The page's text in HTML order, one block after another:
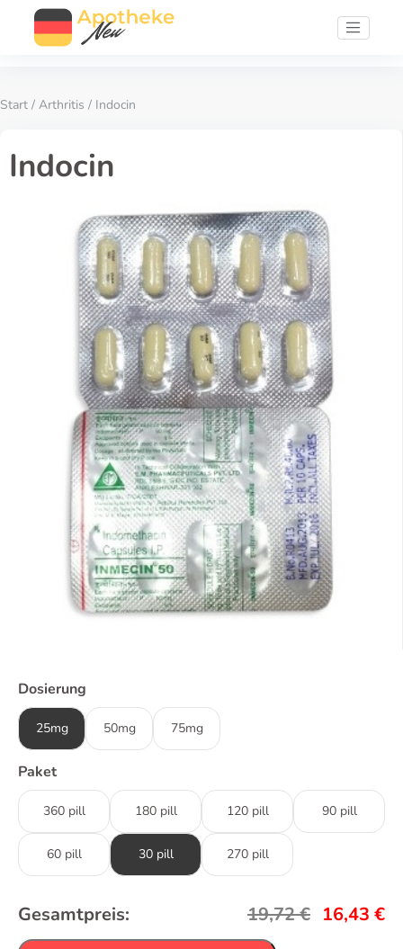
Start / Arthritis / Indocin
Indocin
Dosierung
25mg 50mg 75mg
Paket
360 pill 180 pill 120 pill 90 pill
60 pill 30 pill 270 pill
Gesamtpreis: 19,72€ 16,43 €